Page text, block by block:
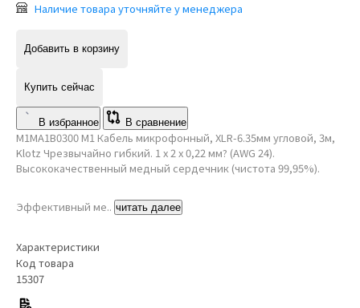
Наличие товара уточняйте у менеджера
Добавить в корзину
Купить сейчас
В избранное В сравнение
M1MA1B0300 M1 Кабель микрофонный, XLR-6.35мм угловой, 3м,
Klotz Чрезвычайно гибкий. 1 x 2 x 0,22 мм? (AWG 24).
Высококачественный медный сердечник (чистота 99,95%).
Эффективный ме.. читать далее
Характеристики
Код товара
15307